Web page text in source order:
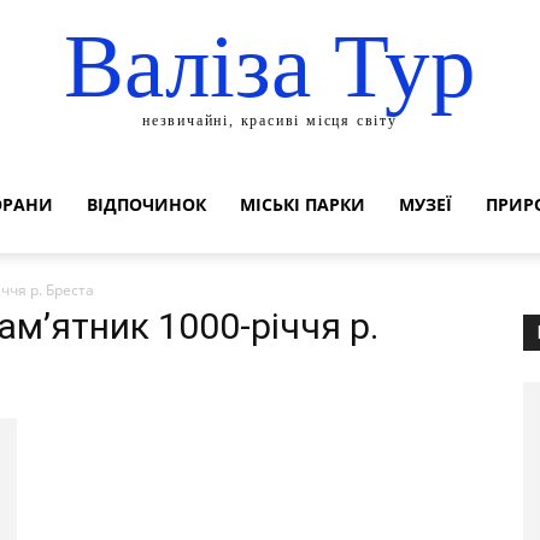
Валіза Тур
незвичайні, красиві місця світу
ВІДПОЧИНОК МІСЬКІ ПАРКИ МУЗЕЇ
р. Бреста
1000-річчя р.